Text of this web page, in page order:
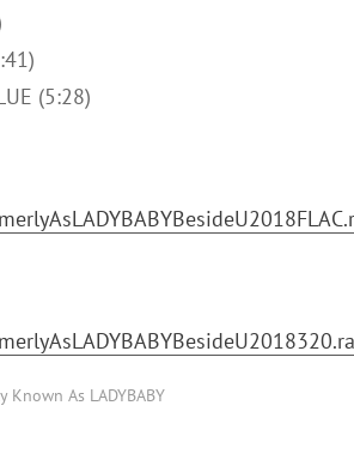
(5:28)
As LADYBABY